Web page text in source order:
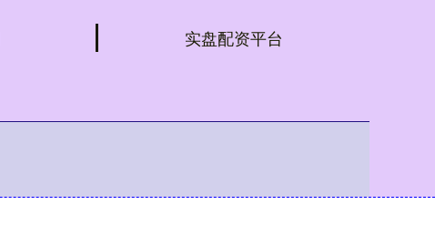
实盘配资平台